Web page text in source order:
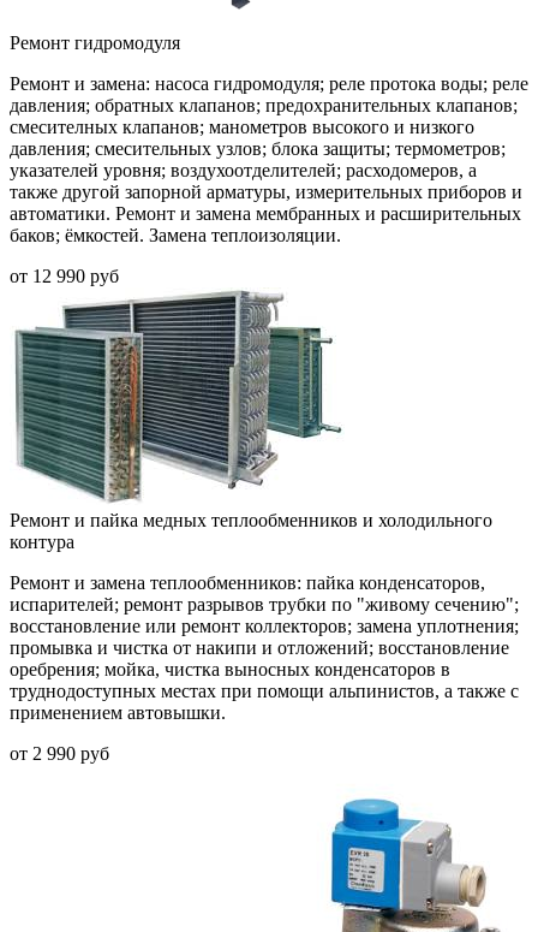
Ремонт гидромодуля
Ремонт и замена: насоса гидромодуля; реле протока воды; реле
давления; обратных клапанов; предохранительных клапанов;
смесителных клапанов; манометров высокого и низкого
давления; смесительных узлов; блока защиты; термометров;
указателей уровня; воздухоотделителей; расходомеров, а
также другой запорной арматуры, измерительных приборов и
автоматики. Ремонт и замена мембранных и расширительных
баков; ёмкостей. Замена теплоизоляции.
от 12 990 руб
Ремонт и пайка медных теплообменников и холодильного
контура
Ремонт и замена теплообменников: пайка конденсаторов,
испарителей; ремонт разрывов трубки по "живому сечению";
восстановление или ремонт коллекторов; замена уплотнения;
промывка и чистка от накипи и отложений; восстановление
оребрения; мойка, чистка выносных конденсаторов в
труднодоступных местах при помощи альпинистов, а также с
применением автовышки.
от 2 990 руб